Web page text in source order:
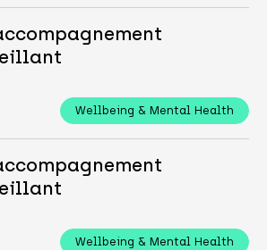
Wellbeing & Mental Health
Wellbeing & Mental Health